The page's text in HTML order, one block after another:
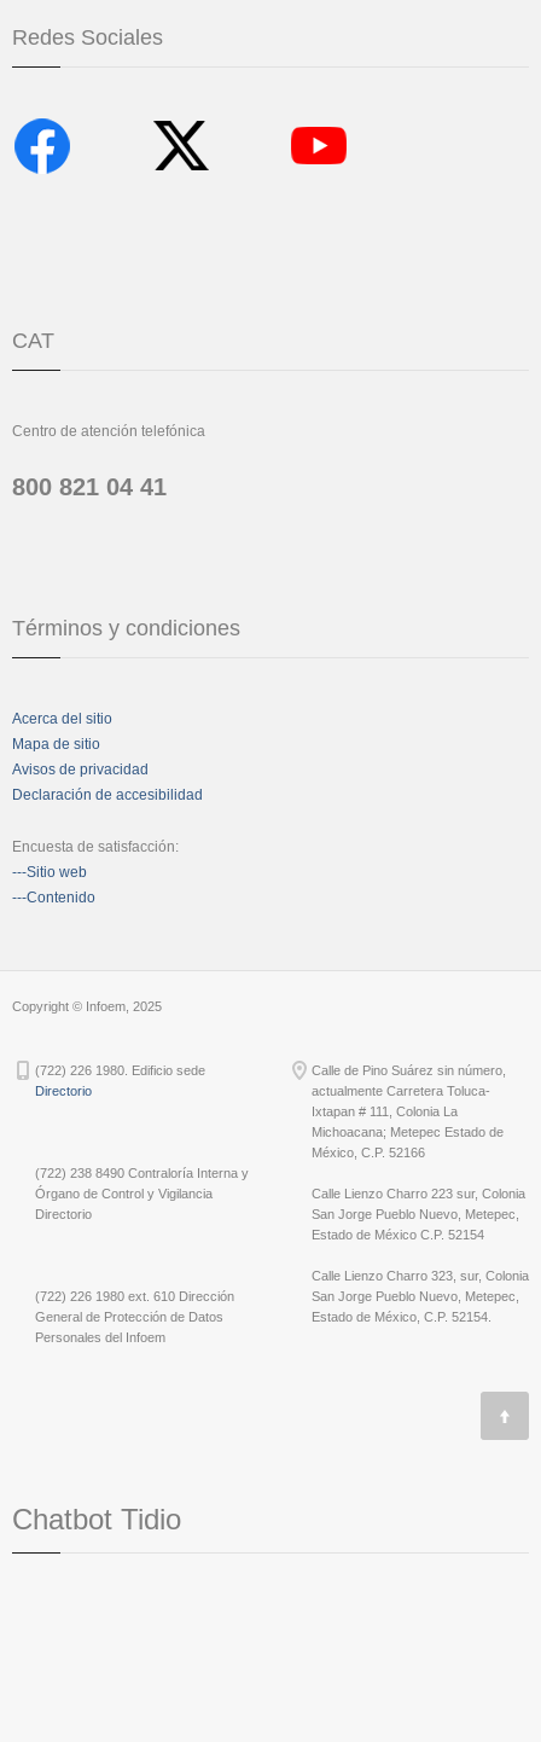
Redes Sociales
CAT
Centro de atención telefónica
800 821 04 41
Términos y condiciones
Acerca del sitio
Mapa de sitio
Avisos de privacidad
Declaración de accesibilidad
Encuesta de satisfacción:
---Sitio web
---Contenido
Copyright © Infoem, 2025
(722) 226 1980. Edificio sede
Directorio
(722) 238 8490 Contraloría Interna y
Órgano de Control y Vigilancia
Directorio
(722) 226 1980 ext. 610 Dirección
General de Protección de Datos
Personales del Infoem
Calle de Pino Suárez sin número,
actualmente Carretera Toluca-
Ixtapan # 111, Colonia La
Michoacana; Metepec Estado de
México, C.P. 52166
Calle Lienzo Charro 223 sur, Colonia
San Jorge Pueblo Nuevo, Metepec,
Estado de México C.P. 52154
Calle Lienzo Charro 323, sur, Colonia
San Jorge Pueblo Nuevo, Metepec,
Estado de México, C.P. 52154.
Chatbot Tidio